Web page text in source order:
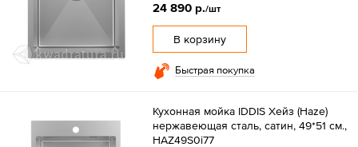
24 890 р./шт
В корзину
Быстрая покупка
Кухонная мойка IDDIS Хейз (Haze)
нержавеющая сталь, сатин, 49*51 см.,
HAZ49S0i77